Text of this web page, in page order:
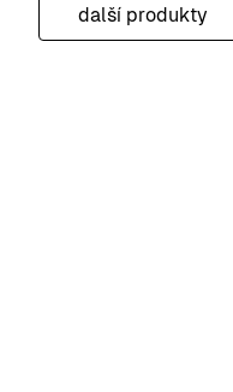
další produkty